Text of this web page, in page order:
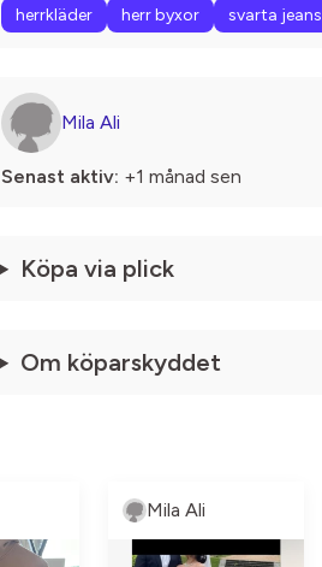
herrkläder
herr byxor svarta jeans
Mila Ali
Senast aktiv: +1 månad sen
Köpa via plick
Om köparskyddet
Mila Ali